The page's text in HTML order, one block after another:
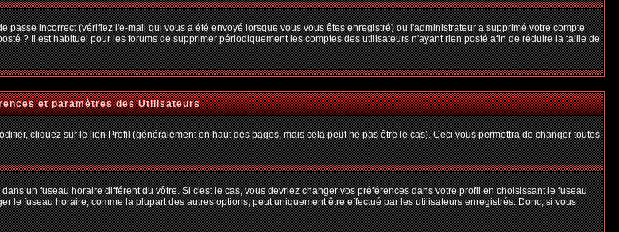
incorrect (vérifiez l'e-mail qui vous a été envoyé lorsque vous vous êtes enregistré) ou l'administrateur a supprimé votre compte
? Il est habituel pour les forums de supprimer périodiquement les comptes des utilisateurs n'ayant rien posté afin de réduire la taille de
et paramètres des Utilisateurs
cliquez sur le lienProfil(généralement en haut des pages, mais cela peut ne pas être le cas). Ceci vous permettra de changer toutes
un fuseau horaire différent du vôtre. Si c'est le cas, vous devriez changer vos préférences dans votre profil en choisissant le fuseau
le fuseau horaire, comme la plupart des autres options, peut uniquement être effectué par les utilisateurs enregistrés. Donc, si vous